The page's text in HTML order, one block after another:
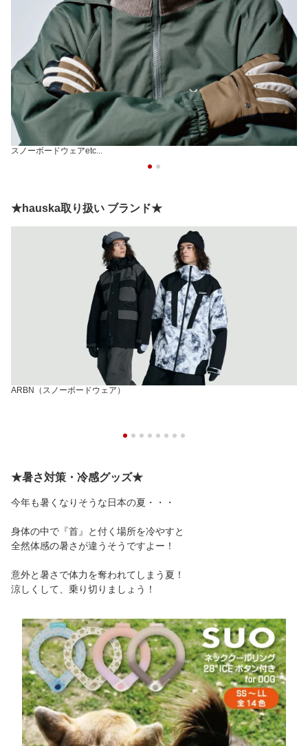
スノーボードウェアetc...
★hauska取り扱い ブランド★
ARBN（スノーボードウェア）
★暑さ対策・冷感グッズ★
今年も暑くなりそうな日本の夏・・・
身体の中で『首』と付く場所を冷やすと
全然体感の暑さが違うそうですよー！
意外と暑さで体力を奪われてしまう夏！
涼しくして、乗り切りましょう！